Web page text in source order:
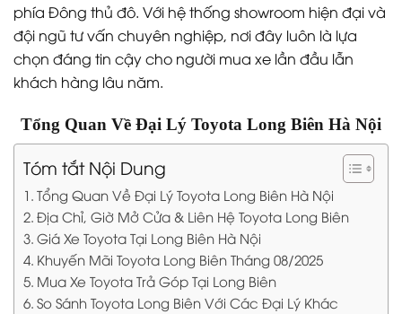
phía Đông thủ đô. Với hệ thống showroom hiện đại và
đội ngũ tư vấn chuyên nghiệp, nơi đây luôn là lựa
chọn đáng tin cậy cho người mua xe lần đầu lẫn
khách hàng lâu năm.
Tổng Quan Về Đại Lý Toyota Long Biên Hà Nội
Tóm tắt Nội Dung
Tổng Quan Về Đại Lý Toyota Long Biên Hà Nội
Địa Chỉ, Giờ Mở Cửa & Liên Hệ Toyota Long Biên
Giá Xe Toyota Tại Long Biên Hà Nội
Khuyến Mãi Toyota Long Biên Tháng 08/2025
Mua Xe Toyota Trả Góp Tại Long Biên
So Sánh Toyota Long Biên Với Các Đại Lý Khác